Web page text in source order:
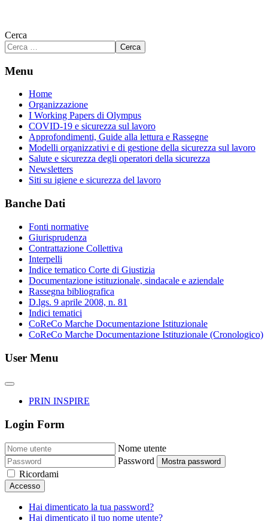
Cerca
Cerca
Menu
Home
Organizzazione
I Working Papers di Olympus
COVID-19 e sicurezza sul lavoro
Approfondimenti, Guide alla lettura e Rassegne
Modelli organizzativi e di gestione della sicurezza sul lavoro
Salute e sicurezza degli operatori della sicurezza
Newsletters
Siti su igiene e sicurezza del lavoro
Banche Dati
Fonti normative
Giurisprudenza
Contrattazione Collettiva
Interpelli
Indice tematico Corte di Giustizia
Documentazione istituzionale, sindacale e aziendale
Rassegna bibliografica
D.lgs. 9 aprile 2008, n. 81
Indici tematici
CoReCo Marche Documentazione Istituzionale
CoReCo Marche Documentazione Istituzionale (Cronologico)
User Menu
PRIN INSPIRE
Login Form
Nome utente
Password
Mostra password
Ricordami
Accesso
Hai dimenticato la tua password?
Hai dimenticato il tuo nome utente?